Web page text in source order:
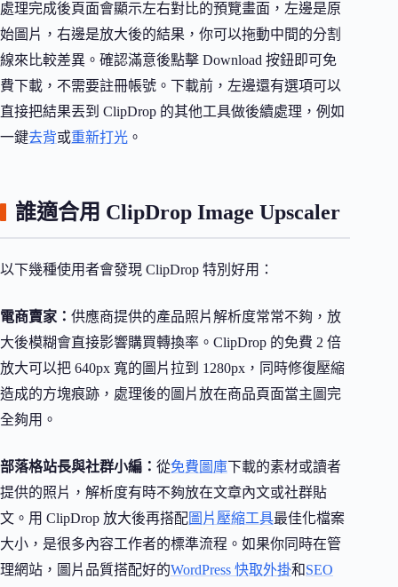
處理完成後頁面會顯示左右對比的預覽畫面，左邊是原
始圖片，右邊是放大後的結果，你可以拖動中間的分割
線來比較差異。確認滿意後點擊 Download 按鈕即可免
費下載，不需要註冊帳號。下載前，左邊還有選項可以
直接把結果丟到 ClipDrop 的其他工具做後續處理，例如
一鍵去背或重新打光 。
誰適合用 ClipDrop Image Upscaler
以下幾種使用者會發現 ClipDrop 特別好用：
電商賣家： 供應商提供的產品照片解析度常常不夠，放
大後模糊會直接影響購買轉換率。ClipDrop 的免費 2 倍
放大可以把 640px 寬的圖片拉到 1280px，同時修復壓縮
造成的方塊痕跡，處理後的圖片放在商品頁面當主圖完
全夠用。
部落格站長與社群小編： 從免費圖庫下載的素材或讀者
提供的照片，解析度有時不夠放在文章內文或社群貼
文。用 ClipDrop 放大後再搭配圖片壓縮工具最佳化檔案
大小，是很多內容工作者的標準流程。如果你同時在管
理網站，圖片品質搭配好的WordPress 快取外掛和SEO